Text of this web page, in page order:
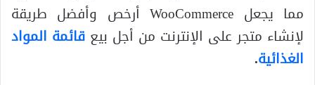
مما يجعل WooCommerce أرخص وأفضل طريقة
لإنشاء متجر على الإنترنت من أجل بيع قائمة المواد
الغذائية.